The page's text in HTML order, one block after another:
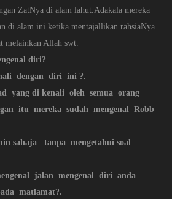
ZatNya di alam lahut.Adakala mereka
di alam ini ketika mentajallikan rahsiaNya
melainkan Allah swt.
diri?
dengan diri ini ?.
yang di kenali oleh semua orang
itu mereka sudah mengenal Robb
sahaja tanpa mengetahui soal
jalan mengenal diri anda
matlamat?.